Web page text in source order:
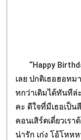
“Happy
เลย ปกติเธอฮอท
ทกว่าเดิมได้ทันทีล่
คะ ดีใจที่มีเธอเป็
คอนเสิร์ตเดี่ยวเร
น่ารัก เก่ง โอ้โหห